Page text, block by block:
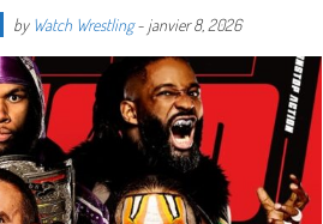
by Watch Wrestling- janvier 8, 2026